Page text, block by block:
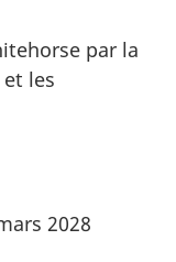
par la
les
2028